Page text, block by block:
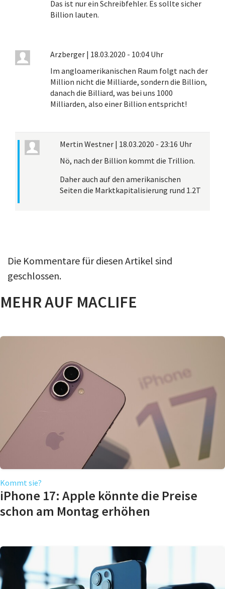
Das ist nur ein Schreibfehler. Es sollte sicher
Billion lauten.
Arzberger | 18.03.2020 - 10:04 Uhr
Im angloamerikanischen Raum folgt nach der
Million nicht die Milliarde, sondern die Billion,
danach die Billiard, was bei uns 1000
Milliarden, also einer Billion entspricht!
Mertin Westner | 18.03.2020 - 23:16 Uhr
Nö, nach der Billion kommt die Trillion.
Daher auch auf den amerikanischen
Seiten die Marktkapitalisierung rund 1.2T
Die Kommentare für diesen Artikel sind
geschlossen.
MEHR AUF MACLIFE
Kommt sie?
iPhone 17: Apple könnte die Preise
schon am Montag erhöhen